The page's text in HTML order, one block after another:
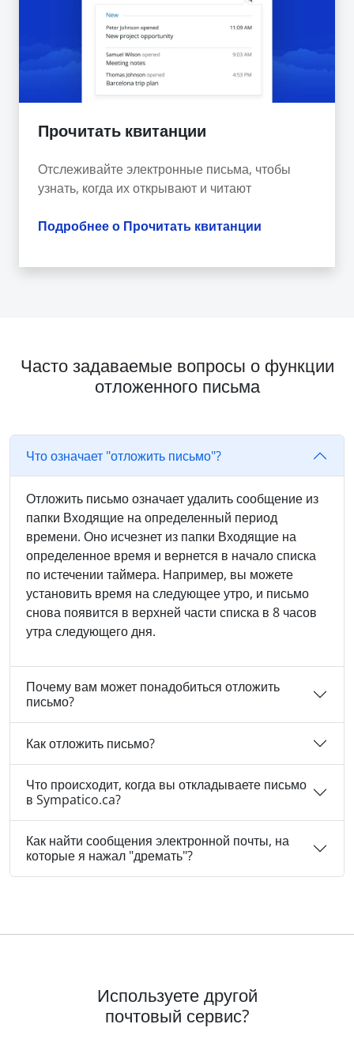
Прочитать квитанции
Отслеживайте электронные письма, чтобы
узнать, когда их открывают и читают
Подробнее о Прочитать квитанции
Часто задаваемые вопросы о функции
отложенного письма
Что означает "отложить письмо"?
Отложить письмо означает удалить сообщение из
папки Входящие на определенный период
времени. Оно исчезнет из папки Входящие на
определенное время и вернется в начало списка
по истечении таймера. Например, вы можете
установить время на следующее утро, и письмо
снова появится в верхней части списка в 8 часов
утра следующего дня.
Почему вам может понадобиться отложить
письмо?
Как отложить письмо?
Что происходит, когда вы откладываете письмо
в Sympatico.ca?
Как найти сообщения электронной почты, на
которые я нажал "дремать"?
Используете другой
почтовый сервис?